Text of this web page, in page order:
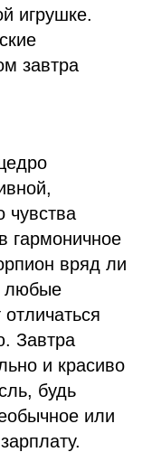
игрушке.
завтра
чувства
гармоничное
вряд ли
любые
Завтра
и красиво
будь
или